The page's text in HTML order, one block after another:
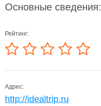
Основные сведения:
Рейтинг:
Адрес:
http://idealtrip.ru